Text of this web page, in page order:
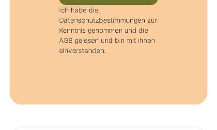
Ich habe die
Datenschutzbestimmungen zur
Kenntnis genommen und die
AGB gelesen und bin mit ihnen
einverstanden.